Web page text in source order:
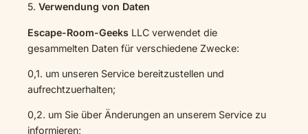
5. Verwendung von Daten
Escape-Room-Geeks LLC verwendet die
gesammelten Daten für verschiedene Zwecke:
0,1. um unseren Service bereitzustellen und
aufrechtzuerhalten;
0,2. um Sie über Änderungen an unserem Service zu
informieren;